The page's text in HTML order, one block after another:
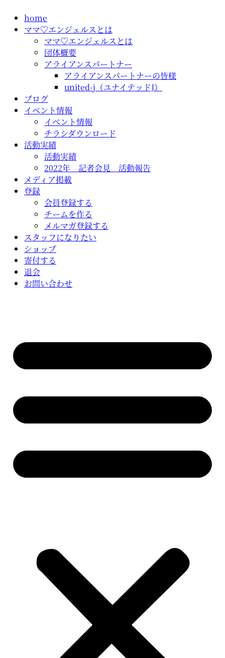
home
ママ♡エンジェルスとは
ママ♡エンジェルスとは
団体概要
アライアンスパートナー
アライアンスパートナーの皆様
united-j（ユナイテッドJ）
ブログ
イベント情報
イベント情報
チラシダウンロード
活動実績
活動実績
2022年 記者会見 活動報告
メディア掲載
登録
会員登録する
チームを作る
メルマガ登録する
スタッフになりたい
ショップ
寄付する
退会
お問い合わせ